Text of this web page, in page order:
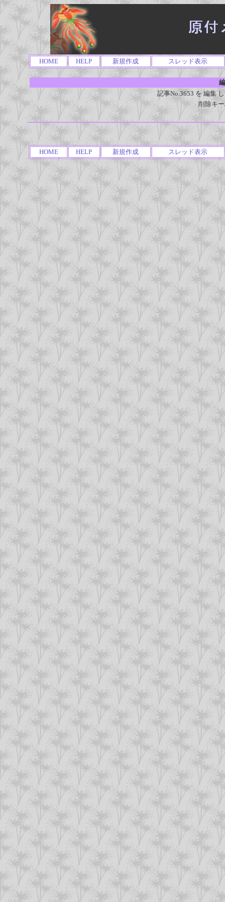
HOME HELP 新規作成 スレッド表示
記事No.3653 を 編集
削除キ
HOME HELP 新規作成 スレッド表示